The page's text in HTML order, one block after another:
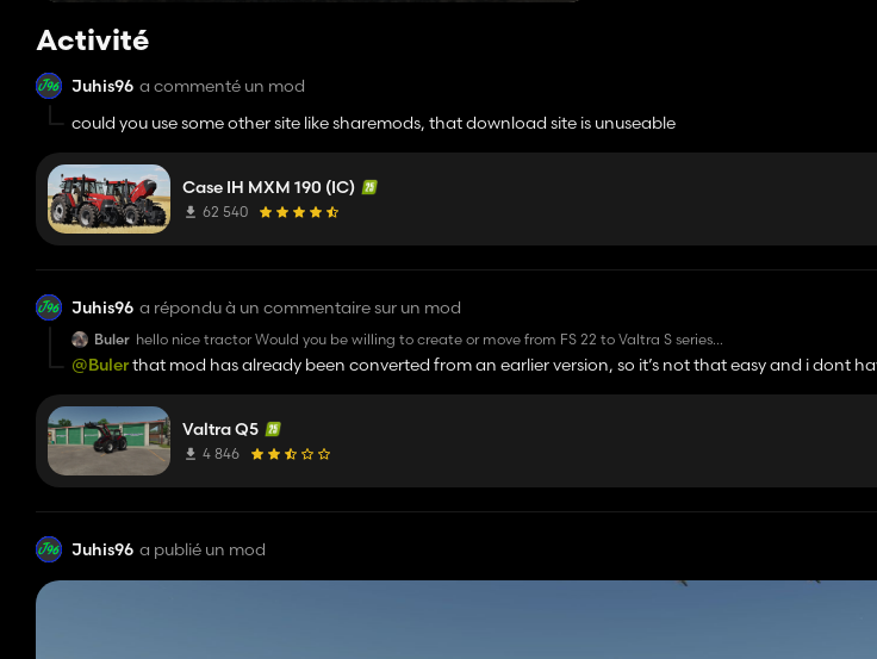
Activité
Juhis96 a commenté un mod
could you use some other site like sharemods, that download site is unuseable
Case IH MXM 190 (IC)
62 540
Juhis96 a répondu à un commentaire sur un mod
Buler hello nice tractor Would you be willing to create or move from FS 22 to Valtra S series?
https://farmingsimulator22mods.com/valtra-s-convert-v1-0-2-fs22/
very please
@Bulerthat mod has already been converted from an earlier version, so it’s not that easy and i dont
Valtra Q5
4 846
Juhis96 a publié un mod